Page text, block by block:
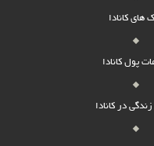
های کانادا
پول کانادا
در کانادا